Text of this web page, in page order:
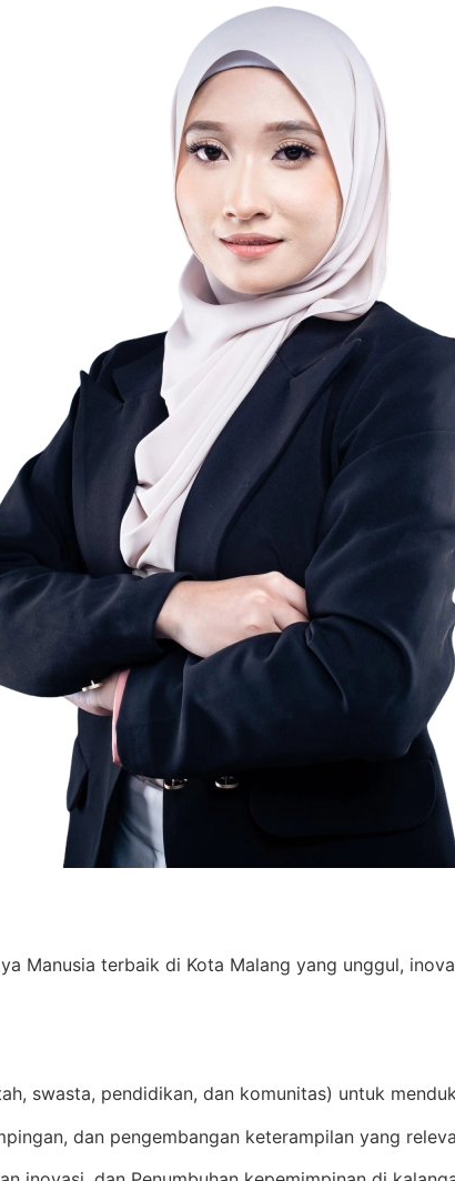
Manusia terbaik di Kota Malang yang unggul,
swasta, pendidikan, dan komunitas) untuk
dan pengembangan keterampilan yang